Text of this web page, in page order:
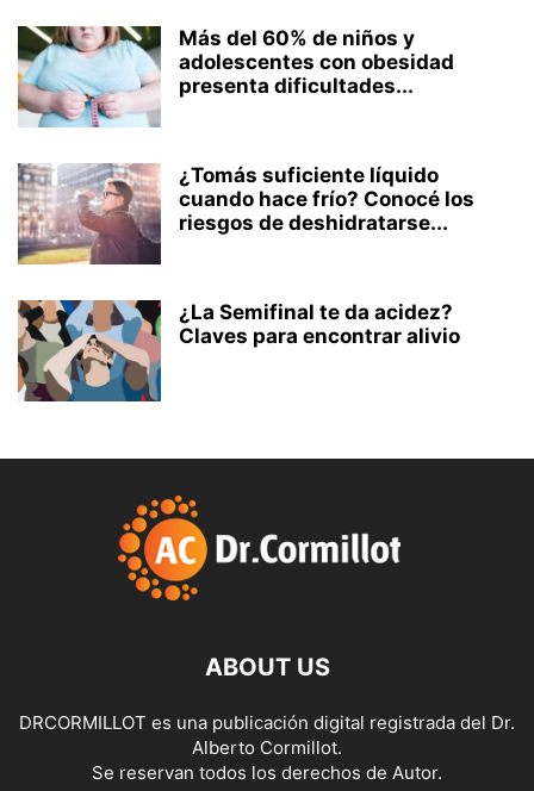
Más del 60% de niños y
adolescentes con obesidad
presenta dificultades...
¿Tomás suficiente líquido
cuando hace frío? Conocé los
riesgos de deshidratarse...
¿La Semifinal te da acidez?
Claves para encontrar alivio
ABOUT US
DRCORMILLOT es una publicación digital registrada del Dr.
Alberto Cormillot.
Se reservan todos los derechos de Autor.